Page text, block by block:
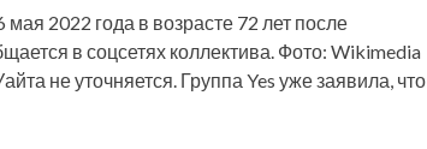
2022 года в возрасте 72 лет после
в соцсетях коллектива. Фото: Wikimedia
не уточняется. Группа Yes уже заявила, что